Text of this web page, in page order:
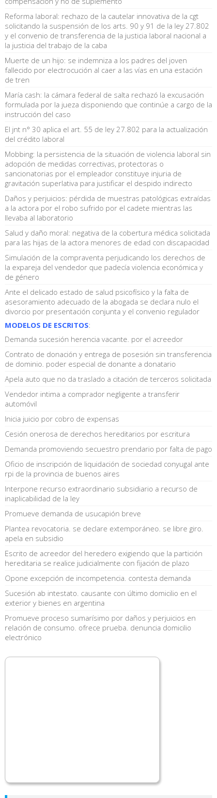
Reforma laboral: rechazo de la cautelar innovativa de la cgt
solicitando la suspensión de los arts. 90 y 91 de la ley 27.802
y el convenio de transferencia de la justicia laboral nacional a
la justicia del trabajo de la caba
Muerte de un hijo: se indemniza a los padres del joven
fallecido por electrocución al caer a las vías en una estación
de tren
María cash: la cámara federal de salta rechazó la excusación
formulada por la jueza disponiendo que continúe a cargo de la
instrucción del caso
El jnt n° 30 aplica el art. 55 de ley 27.802 para la actualización
del crédito laboral
Mobbing: la persistencia de la situación de violencia laboral sin
adopción de medidas correctivas, protectoras o
sancionatorias por el empleador constituye injuria de
gravitación superlativa para justificar el despido indirecto
Daños y perjuicios: pérdida de muestras patológicas extraídas
a la actora por el robo sufrido por el cadete mientras las
llevaba al laboratorio
Salud y daño moral: negativa de la cobertura médica solicitada
para las hijas de la actora menores de edad con discapacidad
Simulación de la compraventa perjudicando los derechos de
la expareja del vendedor que padecía violencia económica y
de género
Ante el delicado estado de salud psicofísico y la falta de
asesoramiento adecuado de la abogada se declara nulo el
divorcio por presentación conjunta y el convenio regulador
MODELOS DE ESCRITOS:
Demanda sucesión herencia vacante. por el acreedor
Contrato de donación y entrega de posesión sin transferencia
de dominio. poder especial de donante a donatario
Apela auto que no da traslado a citación de terceros solicitada
Vendedor intima a comprador negligente a transferir
automóvil
Inicia juicio por cobro de expensas
Cesión onerosa de derechos hereditarios por escritura
Demanda promoviendo secuestro prendario por falta de pago
Oficio de inscripción de liquidación de sociedad conyugal ante
rpi de la provincia de buenos aires
Interpone recurso extraordinario subsidiario a recurso de
inaplicabilidad de la ley
Promueve demanda de usucapión breve
Plantea revocatoria. se declare extemporáneo. se libre giro.
apela en subsidio
Escrito de acreedor del heredero exigiendo que la partición
hereditaria se realice judicialmente con fijación de plazo
Opone excepción de incompetencia. contesta demanda
Sucesión ab intestato. causante con último domicilio en el
exterior y bienes en argentina
Promueve proceso sumarísimo por daños y perjuicios en
relación de consumo. ofrece prueba. denuncia domicilio
electrónico